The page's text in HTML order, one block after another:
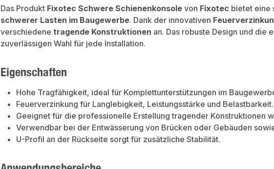
Das Produkt Fixotec Schwere Schienenkonsole von Fixotec bietet eine
schwerer Lasten im Baugewerbe. Dank der innovativen
verschiedene tragende Konstruktionen an. Das robuste Design und die
zuverlässigen Wahl für jede Installation.
Eigenschaften
Hohe Tragfähigkeit, ideal für Komplettunterstützungen im
Feuerverzinkung für Langlebigkeit, Leistungsstärke und Belastbarkeit.
Geeignet für die professionelle Erstellung tragender Konstruktionen
Verwendbar bei der Entwässerung von Brücken oder Gebäuden
U-Profil an der Rückseite sorgt für zusätzliche Stabilität.